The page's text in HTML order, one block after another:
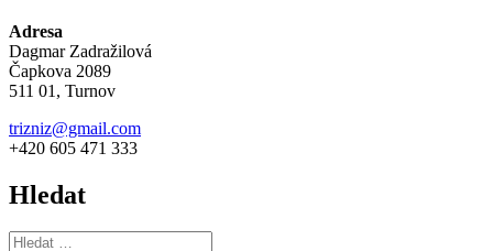
Adresa
Dagmar Zadražilová
Čapkova 2089
511 01, Turnov
trizniz@gmail.com
+420 605 471 333
Hledat
Hledat: